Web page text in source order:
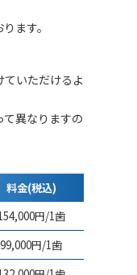
ます。
ていただけるよ
て異なりますの
料金(税込)
円/1歯
99,000円/1歯